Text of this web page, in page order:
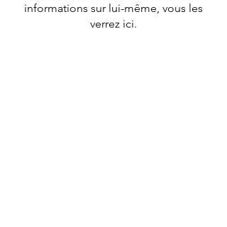
informations sur lui-même, vous les
verrez ici.